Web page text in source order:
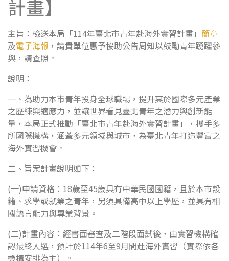
計畫】
主旨：檢送本局「114年臺北市青年赴海外實習計畫」 簡章
及電子海報 ，請貴單位惠予協助公告周知以鼓勵青年踴躍參
與，請查照。
說明：
一、為助力本市青年投身全球職場，提升其於國際多元產業
之歷練與適應力，並讓世界看見臺北青年之潛力與創新能
量，本局正式推動「臺北市青年赴海外實習計畫」，攜手多
所國際機構，涵蓋多元領域與城市，為臺北青年打造豐富之
海外實習機會。
二、旨案計畫說明如下：
(一)申請資格：18歲至45歲具有中華民國國籍，且於本市設
籍、求學或就業之青年，另須具備高中以上學歷，並具有相
關語言能力與專業背景。
(二)計畫內容：經書面審查及二階段面試後，由實習機構確
認最終人選，預計於114年6至9月間赴海外實習（實際依各
機構安排為主）。